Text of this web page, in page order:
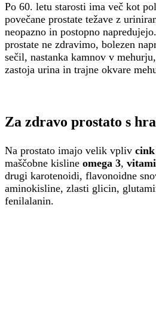
Po 60. letu starosti ima več kot
povečane prostate težave z
neopazno in postopno
prostate ne zdravimo, bolezen
sečil, nastanka kamnov v
zastoja urina in trajne okvare
Za zdravo prostato s
Na prostato imajo velik vpliv cink
maščobne kisline omega 3,
drugi karotenoidi, flavonoidne
aminokisline, zlasti glicin,
fenilalanin.